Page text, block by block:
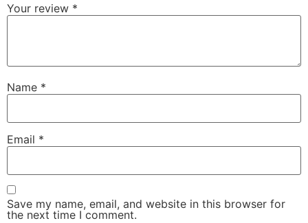
Your review *
Name *
Email *
Save my name, email, and website in this browser for
the next time I comment.